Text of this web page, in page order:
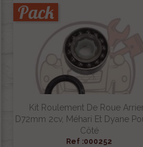
Kit Roulement De Roue
D72mm 2cv, Méhari Et Dyane
Côté
Ref :000252
Pack